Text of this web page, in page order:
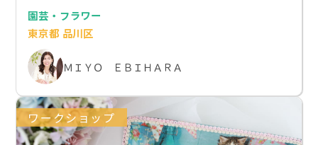
園芸・フラワー
東京都 品川区
ＭＩＹＯ ＥＢＩＨＡＲＡ
ワークショップ